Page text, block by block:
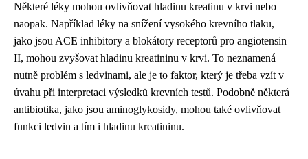
Některé léky mohou ovlivňovat hladinu kreatinu v krvi nebo
naopak. Například léky na snížení vysokého krevního tlaku,
jako jsou ACE inhibitory a blokátory receptorů pro angiotensin
II, mohou zvyšovat hladinu kreatininu v krvi. To neznamená
nutně problém s ledvinami, ale je to faktor, který je třeba vzít v
úvahu při interpretaci výsledků krevních testů. Podobně některá
antibiotika, jako jsou aminoglykosidy, mohou také ovlivňovat
funkci ledvin a tím i hladinu kreatininu.